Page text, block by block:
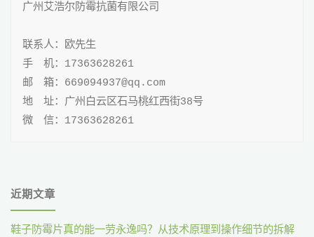
广州艾浩尔防霉抗菌有限公司
联系人：欧先生
手 机：17363628261
邮 箱：669094937@qq.com
地 址：广州白云区石马桃红西街38号
微 信：17363628261
近期文章
鞋子防霉片真的能一劳永逸吗？从技术原理到操作细节的拆解